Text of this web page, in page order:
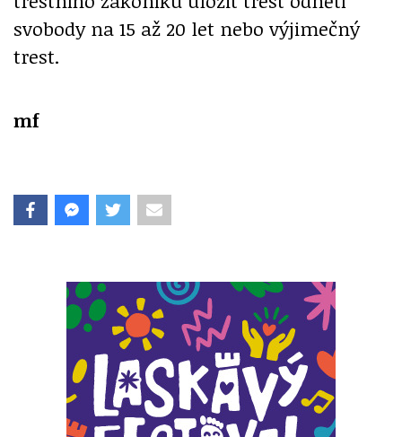
svobody na 15 až 20 let nebo výjimečný
trest.
mf